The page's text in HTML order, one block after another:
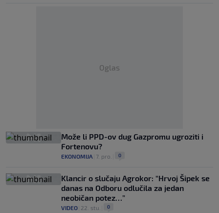
Oglas
Može li PPD-ov dug Gazpromu ugroziti i
Fortenovu?
EKONOMIJA 7. pro. 0
Klancir o slučaju Agrokor: “Hrvoj Šipek se
danas na Odboru odlučila za jedan
neobičan potez…”
VIDEO 22. stu. 0